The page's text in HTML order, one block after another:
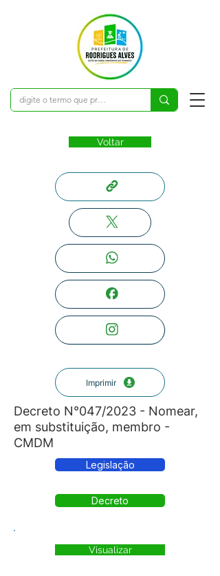
Voltar
Imprimir
Decreto N°047/2023 - Nomear,
em substituição, membro -
CMDM
Legislação
Decreto
Visualizar